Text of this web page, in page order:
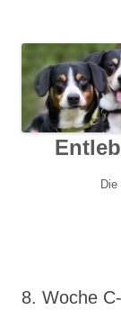
8. Woche